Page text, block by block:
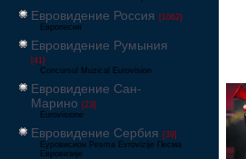
Евровидение Россия [1062]
Европесня
Евровидение Румыния
[41]
Concursul Muzical Eurovision
Евровидение Сан-
Марино [23]
Eurovisione
Евровидение Сербия [39]
Еуровисион Pesma Evrovizije Песма
Евровизије